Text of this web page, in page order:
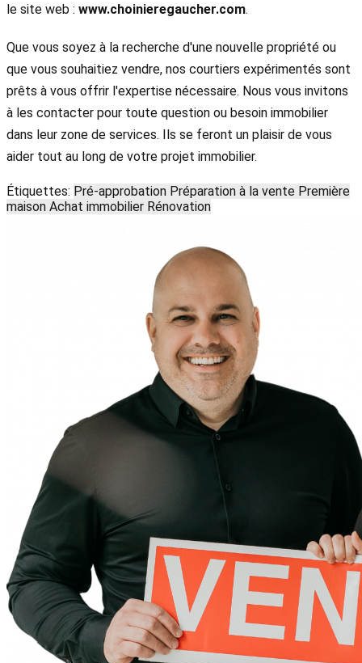
le site web : www.choinieregaucher.com.
Que vous soyez à la recherche d'une nouvelle propriété ou
que vous souhaitiez vendre, nos courtiers expérimentés sont
prêts à vous offrir l'expertise nécessaire. Nous vous invitons
à les contacter pour toute question ou besoin immobilier
dans leur zone de services. Ils se feront un plaisir de vous
aider tout au long de votre projet immobilier.
Étiquettes: Pré-approbation Préparation à la vente Première
maison Achat immobilier Rénovation